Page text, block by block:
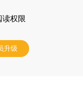
读权限
升级